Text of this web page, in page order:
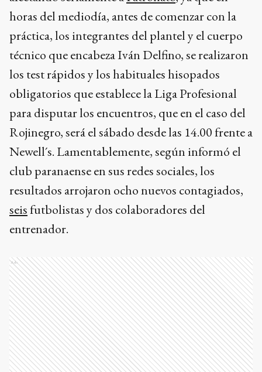
horas del mediodía, antes de comenzar con la
práctica, los integrantes del plantel y el cuerpo
técnico que encabeza Iván Delfino, se realizaron
los test rápidos y los habituales hisopados
obligatorios que establece la Liga Profesional
para disputar los encuentros, que en el caso del
Rojinegro, será el sábado desde las 14.00 frente a
Newell´s. Lamentablemente, según informó el
club paranaense en sus redes sociales, los
resultados arrojaron ocho nuevos contagiados,
seisfutbolistas y dos colaboradores del
entrenador.
Ads